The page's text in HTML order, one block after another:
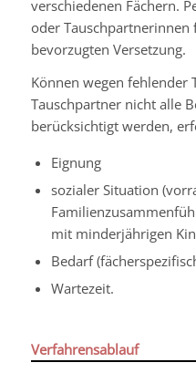
verschiedenen Fächern.
oder
bevorzugten Versetzung.
Können wegen fehlender
Tauschpartner nicht alle
berücksichtigt werden,
Eignung
sozialer Situation
mit minderjährigen
Bedarf
Wartezeit.
Verfahrensablauf